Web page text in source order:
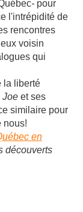
- pour
l'intrépidité de
rencontres
voisin
qui
la liberté
Joe et ses
similaire pour
nous!
en
découverts